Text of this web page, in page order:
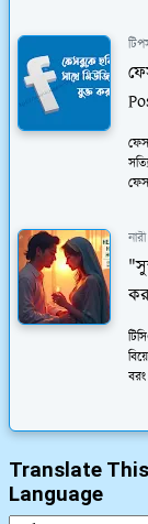
Translate
Language